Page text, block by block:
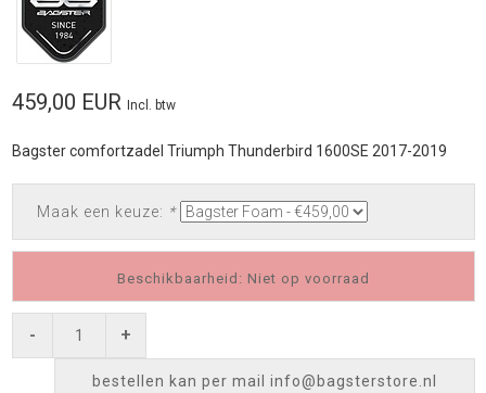
459,00 EUR Incl. btw
Bagster comfortzadel Triumph Thunderbird 1600SE 2017-2019
Maak een keuze: *
Beschikbaarheid: Niet op voorraad
- +
bestellen kan per mail info@bagsterstore.nl